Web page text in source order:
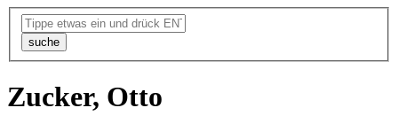
suche
Zucker, Otto